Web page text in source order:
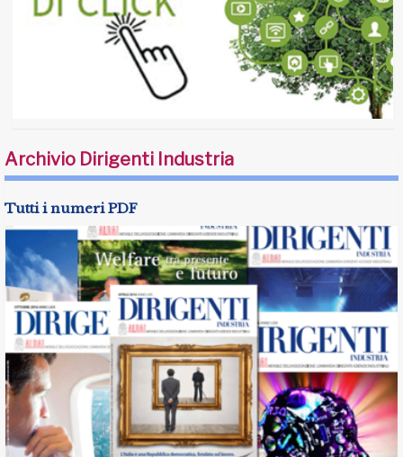
Archivio Dirigenti Industria
Tutti i numeri PDF